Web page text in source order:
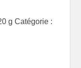
g Catégorie :